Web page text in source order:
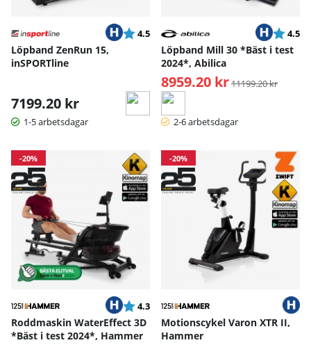
Betyg:
4.5 utav 5 stjärnor
Löpband ZenRun 15,
inSPORTline
7199.20 kr
1-5 arbetsdagar
Betyg:
4.5
Löpband Mill 30 *Bäst i test
2024*, Abilica
8959.20 kr Ordinarie pris:
11199.20 kr
2-6 arbetsdagar
-20%
Betyg:
4.3 utav 5 stjärnor
Roddmaskin WaterEffect 3D
*Bäst i test 2024*, Hammer
-20%
Motionscykel Varon XTR II,
Hammer